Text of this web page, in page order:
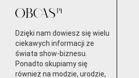
Dzięki nam dowiesz się wielu
ciekawych informacji ze
świata show-biznesu.
Ponadto skupiamy się
również na modzie, urodzie,